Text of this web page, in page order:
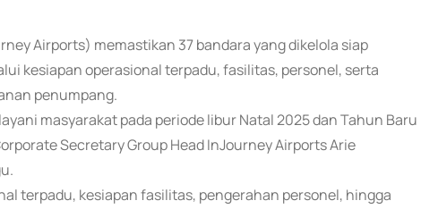
Airports) memastikan 37 bandara yang dikelola siap
kesiapan operasional terpadu, fasilitas, personel, serta
penumpang.
masyarakat pada periode libur Natal 2025 dan Tahun Baru
Secretary Group Head InJourney Airports Arie
terpadu, kesiapan fasilitas, pengerahan personel, hingga